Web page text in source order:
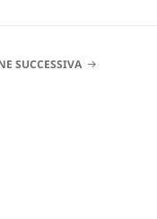
SUCCESSIVA